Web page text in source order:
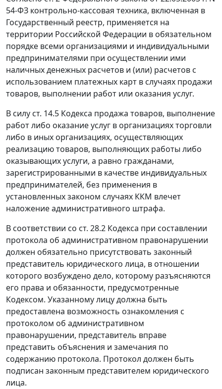
54-ФЗ контрольно-кассовая техника, включенная в
Государственный реестр, применяется на
территории Российской Федерации в обязательном
порядке всеми организациями и индивидуальными
предпринимателями при осуществлении ими
наличных денежных расчетов и (или) расчетов с
использованием платежных карт в случаях продажи
товаров, выполнении работ или оказания услуг.
В силу ст. 14.5 Кодекса продажа товаров, выполнение
работ либо оказание услуг в организациях торговли
либо в иных организациях, осуществляющих
реализацию товаров, выполняющих работы либо
оказывающих услуги, а равно гражданами,
зарегистрированными в качестве индивидуальных
предпринимателей, без применения в
установленных законом случаях ККМ влечет
наложение административного штрафа.
В соответствии со ст. 28.2 Кодекса при составлении
протокола об административном правонарушении
должен обязательно присутствовать законный
представитель юридического лица, в отношении
которого возбуждено дело, которому разъясняются
его права и обязанности, предусмотренные
Кодексом. Указанному лицу должна быть
предоставлена возможность ознакомления с
протоколом об административном
правонарушении, представитель вправе
представить объяснения и замечания по
содержанию протокола. Протокол должен быть
подписан законным представителем юридического
лица.